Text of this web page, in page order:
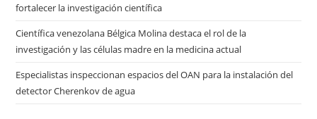
fortalecer la investigación científica
Científica venezolana Bélgica Molina destaca el rol de la
investigación y las células madre en la medicina actual
Especialistas inspeccionan espacios del OAN para la instalación del
detector Cherenkov de agua